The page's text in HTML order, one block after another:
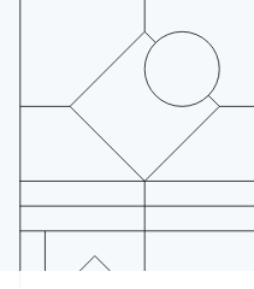
English
India
English
Irlanda
English
Italia
ItalianoEnglish
Lettonia
Liechtenstein